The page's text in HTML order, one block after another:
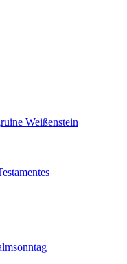
Weißenstein